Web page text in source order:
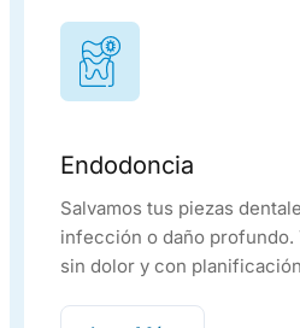
Endodoncia
Salvamos tus piezas
infección o daño profundo.
sin dolor y con